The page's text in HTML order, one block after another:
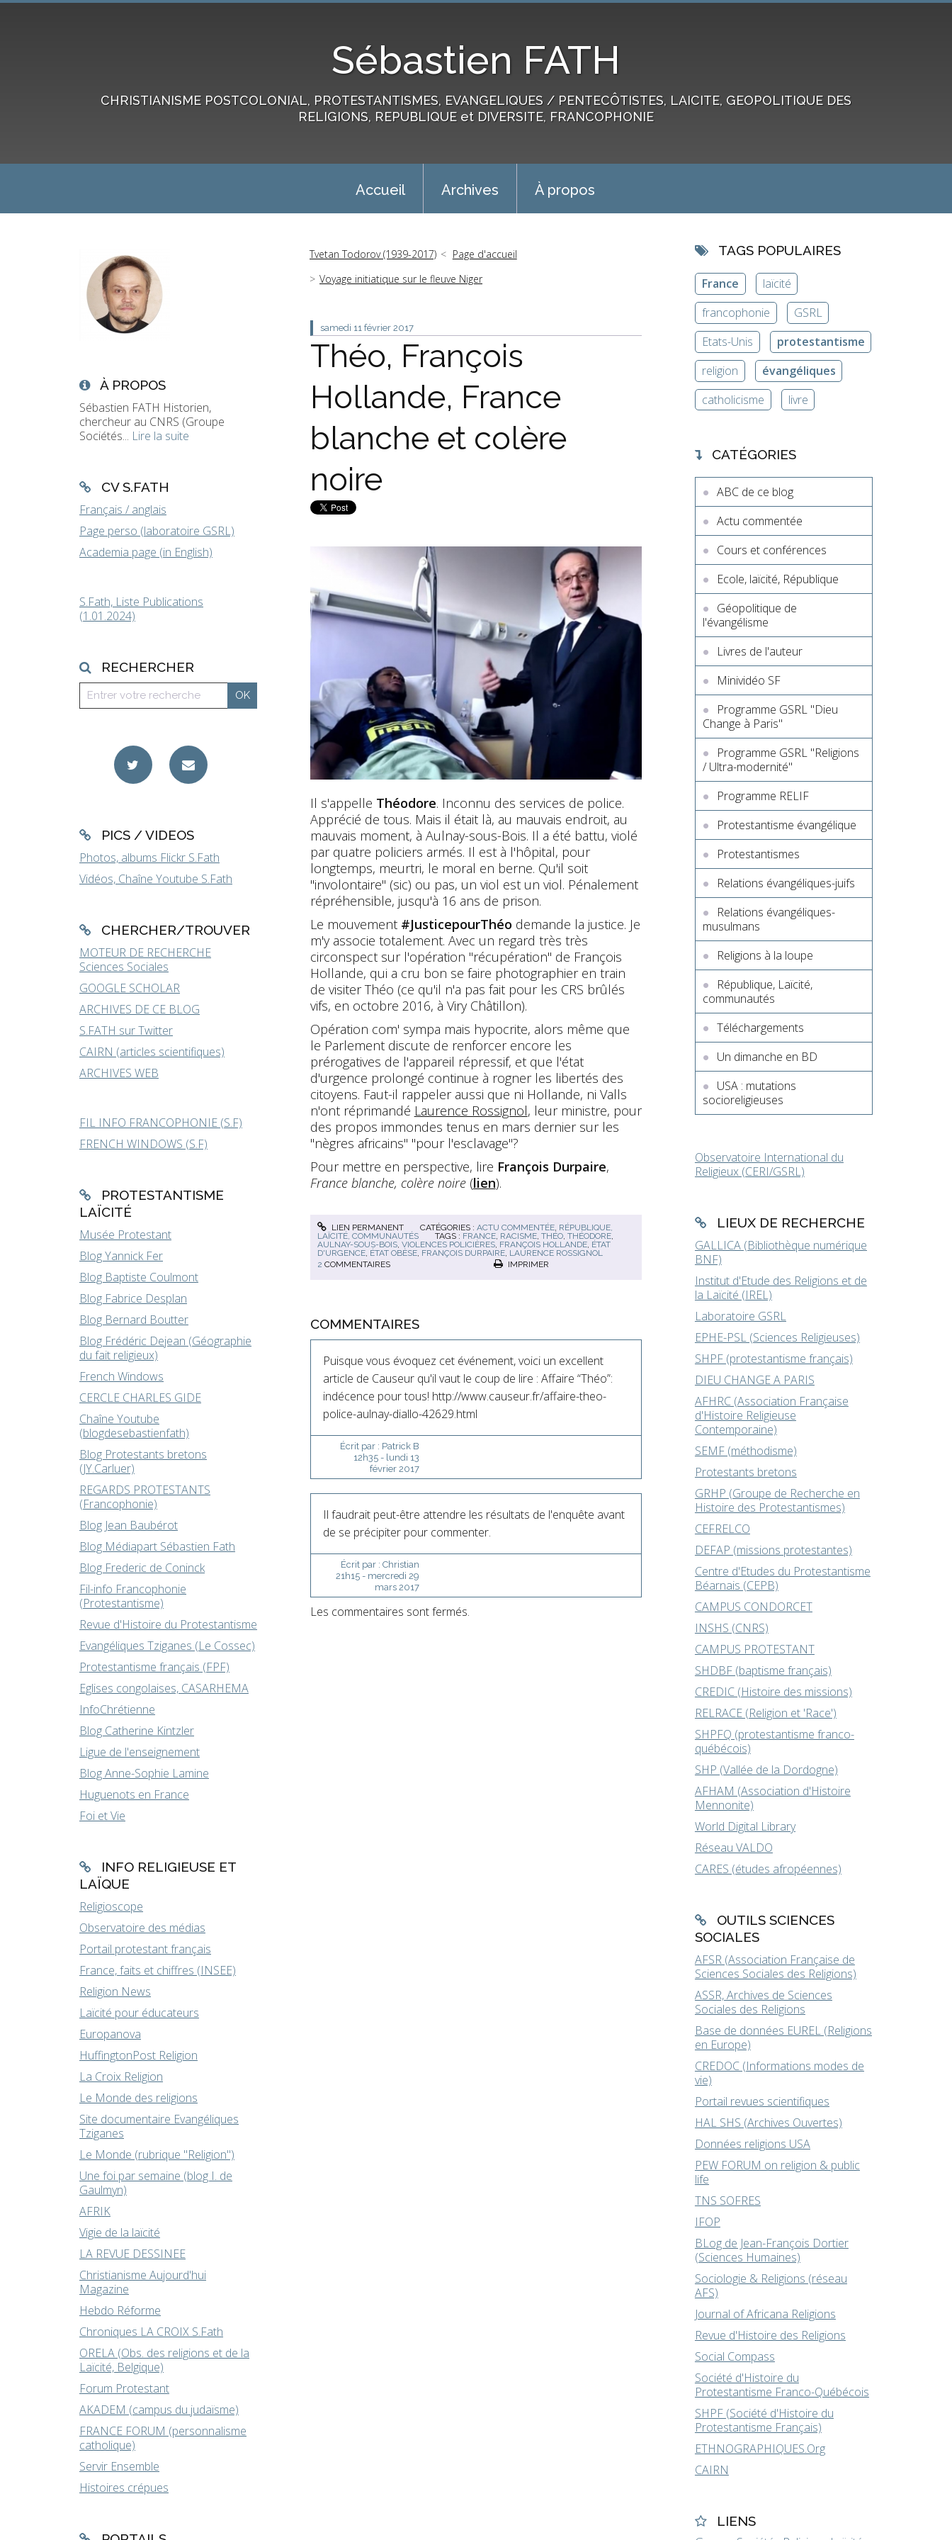
Sébastien FATH
CHRISTIANISME POSTCOLONIAL, PROTESTANTISMES, EVANGELIQUES / PENTECÔTISTES, LAICITE, GEOPOLITIQUE DES
RELIGIONS, REPUBLIQUE et DIVERSITE, FRANCOPHONIE
Accueil Archives À propos
À PROPOS
Sébastien FATH Historien,
chercheur au CNRS (Groupe
Sociétés... Lire la suite
CV S.FATH
Français / anglais
Page perso (laboratoire GSRL)
Academia page (in English)
S.Fath, Liste Publications
(1.01.2024)
RECHERCHER
PICS / VIDEOS
Photos, albums Flickr S.Fath
Vidéos, Chaîne Youtube S.Fath
CHERCHER/TROUVER
MOTEUR DE RECHERCHE
Sciences Sociales
GOOGLE SCHOLAR
ARCHIVES DE CE BLOG
S.FATH sur Twitter
CAIRN (articles scientifiques)
ARCHIVES WEB
FIL INFO FRANCOPHONIE (S.F)
FRENCH WINDOWS (S.F)
PROTESTANTISME
LAÏCITÉ
Musée Protestant
Blog Yannick Fer
Blog Baptiste Coulmont
Blog Fabrice Desplan
Blog Bernard Boutter
Blog Frédéric Dejean (Géographie
du fait religieux)
French Windows
CERCLE CHARLES GIDE
Chaîne Youtube
(blogdesebastienfath)
Blog Protestants bretons
(JY.Carluer)
REGARDS PROTESTANTS
(Francophonie)
Blog Jean Baubérot
Blog Médiapart Sébastien Fath
Blog Frederic de Coninck
Fil-info Francophonie
(Protestantisme)
Revue d'Histoire du Protestantisme
Evangéliques Tziganes (Le Cossec)
Protestantisme français (FPF)
Eglises congolaises, CASARHEMA
InfoChrétienne
Blog Catherine Kintzler
Ligue de l'enseignement
Blog Anne-Sophie Lamine
Huguenots en France
Foi et Vie
INFO RELIGIEUSE ET
LAÏQUE
Religioscope
Observatoire des médias
Portail protestant français
France, faits et chiffres (INSEE)
Religion News
Laïcité pour éducateurs
Europanova
HuffingtonPost Religion
La Croix Religion
Le Monde des religions
Site documentaire Evangéliques
Tziganes
Le Monde (rubrique "Religion")
Une foi par semaine (blog I. de
Gaulmyn)
AFRIK
Vigie de la laïcité
LA REVUE DESSINEE
Christianisme Aujourd'hui
Magazine
Hebdo Réforme
Chroniques LA CROIX S.Fath
ORELA (Obs. des religions et de la
Laïcité, Belgique)
Forum Protestant
AKADEM (campus du judaïsme)
FRANCE FORUM (personnalisme
catholique)
Servir Ensemble
Histoires crépues
Tvetan Todorov (1939-2017)
Page d'accueil
Voyage initiatique sur le fleuve Niger
samedi 11 février 2017
Théo, François
Hollande, France
blanche et colère
noire
Il s'appelle Théodore. Inconnu des services de police.
Apprécié de tous. Mais il était là, au mauvais endroit, au
mauvais moment, à Aulnay-sous-Bois. Il a été battu, violé
par quatre policiers armés. Il est à l'hôpital, pour
longtemps, meurtri, le moral en berne. Qu'il soit
"involontaire" (sic) ou pas, un viol est un viol. Pénalement
répréhensible, jusqu'à 16 ans de prison.
Le mouvement #JusticepourThéo demande la justice. Je
m'y associe totalement. Avec un regard très très
circonspect sur l'opération "récupération" de François
Hollande, qui a cru bon se faire photographier en train
de visiter Théo (ce qu'il n'a pas fait pour les CRS brûlés
vifs, en octobre 2016, à Viry Châtillon).
Opération com' sympa mais hypocrite, alors même que
le Parlement discute de renforcer encore les
prérogatives de l'appareil répressif, et que l'état
d'urgence prolongé continue à rogner les libertés des
citoyens. Faut-il rappeler aussi que ni Hollande, ni Valls
n'ont réprimandé Laurence Rossignol, leur ministre, pour
des propos immondes tenus en mars dernier sur les
"nègres africains" "pour l'esclavage"?
Pour mettre en perspective, lire François Durpaire,
France blanche, colère noire(lien).
LIEN PERMANENT CATÉGORIES :ACTU COMMENTÉE RÉPUBLIQUE,
LAÏCITÉ, COMMUNAUTÉS
TAGS : FRANCE, RACISME, THÉO, THÉODORE,
AULNAY-SOUS-BOIS, VIOLENCES POLICIÈRES, FRANÇOIS HOLLANDE, ÉTAT
D'URGENCE, ÉTAT OBÈSE, FRANÇOIS DURPAIRE, LAURENCE ROSSIGNOL
2 COMMENTAIRES IMPRIMER
COMMENTAIRES
Puisque vous évoquez cet événement, voici un excellent
article de Causeur qu'il vaut le coup de lire : Affaire “Théo”:
indécence pour tous! http://www.causeur.fr/affaire-theo-
police-aulnay-diallo-42629.html
Écrit par : Patrick B
12h35- lundi 13
février 2017
Il faudrait peut-être attendre les résultats de l'enquête avant
de se précipiter pour commenter.
Écrit par : Christian
21h15- mercredi 29
mars 2017
Les commentaires sont fermés.
TAGS POPULAIRES
France
laïcité
francophonie
GSRL
Etats-Unis
protestantisme
religion
évangéliques
catholicisme
livre
CATÉGORIES
ABC de ce blog
Actu commentée
Cours et conférences
Ecole, laïcité, République
Géopolitique de
l'évangélisme
Livres de l'auteur
Minividéo SF
Programme GSRL "Dieu
Change à Paris"
Programme GSRL "Religions
/ Ultra-modernité"
Programme RELIF
Protestantisme évangélique
Protestantismes
Relations évangéliques-juifs
Relations évangéliques-
musulmans
Religions à la loupe
République, Laïcité,
communautés
Téléchargements
Un dimanche en BD
USA : mutations
socioreligieuses
Observatoire International du
Religieux (CERI/GSRL)
LIEUX DE RECHERCHE
GALLICA (Bibliothèque numérique
BNF)
Institut d'Etude des Religions et de
la Laïcité (IREL)
Laboratoire GSRL
EPHE-PSL (Sciences Religieuses)
SHPF (protestantisme français)
DIEU CHANGE A PARIS
AFHRC (Association Française
d'Histoire Religieuse
Contemporaine)
SEMF (méthodisme)
Protestants bretons
GRHP (Groupe de Recherche en
Histoire des Protestantismes)
CEFRELCO
DEFAP (missions protestantes)
Centre d'Etudes du Protestantisme
Béarnais (CEPB)
CAMPUS CONDORCET
INSHS (CNRS)
CAMPUS PROTESTANT
SHDBF (baptisme français)
CREDIC (Histoire des missions)
RELRACE (Religion et 'Race')
SHPFQ (protestantisme franco-
québécois)
SHP (Vallée de la Dordogne)
AFHAM (Association d'Histoire
Mennonite)
World Digital Library
Réseau VALDO
CARES (études afropéennes)
OUTILS SCIENCES
SOCIALES
AFSR (Association Française de
Sciences Sociales des Religions)
ASSR, Archives de Sciences
Sociales des Religions
Base de données EUREL (Religions
en Europe)
CREDOC (Informations modes de
vie)
Portail revues scientifiques
HAL SHS (Archives Ouvertes)
Données religions USA
PEW FORUM on religion & public
life
TNS SOFRES
IFOP
BLog de Jean-François Dortier
(Sciences Humaines)
Sociologie & Religions (réseau
AFS)
Journal of Africana Religions
Revue d'Histoire des Religions
Social Compass
Société d'Histoire du
Protestantisme Franco-Québécois
SHPF (Société d'Histoire du
Protestantisme Français)
ETHNOGRAPHIQUES.Org
CAIRN
LIENS